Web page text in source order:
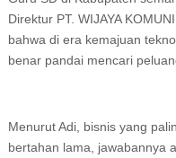
Direktur PT. WIJAYA
bahwa di era kemajuan
benar pandai mencari
Menurut Adi, bisnis yang
bertahan lama, jawabannya